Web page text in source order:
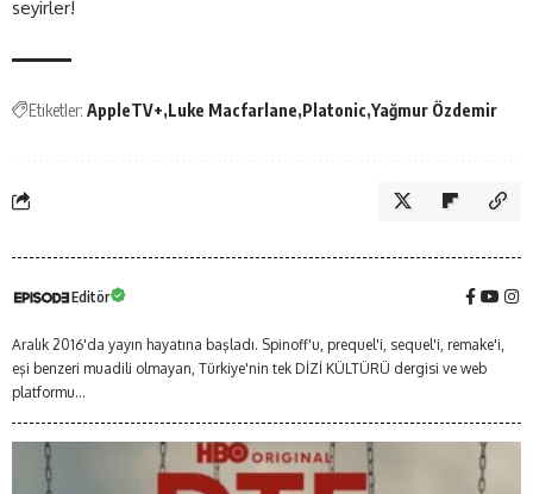
seyirler!
Etiketler: AppleTV+ Luke Macfarlane Platonic Yağmur Özdemir
Editör
Aralık 2016'da yayın hayatına başladı. Spinoff'u, prequel'i, sequel'i, remake'i,
eşi benzeri muadili olmayan, Türkiye'nin tek DİZİ KÜLTÜRÜ dergisi ve web
platformu...